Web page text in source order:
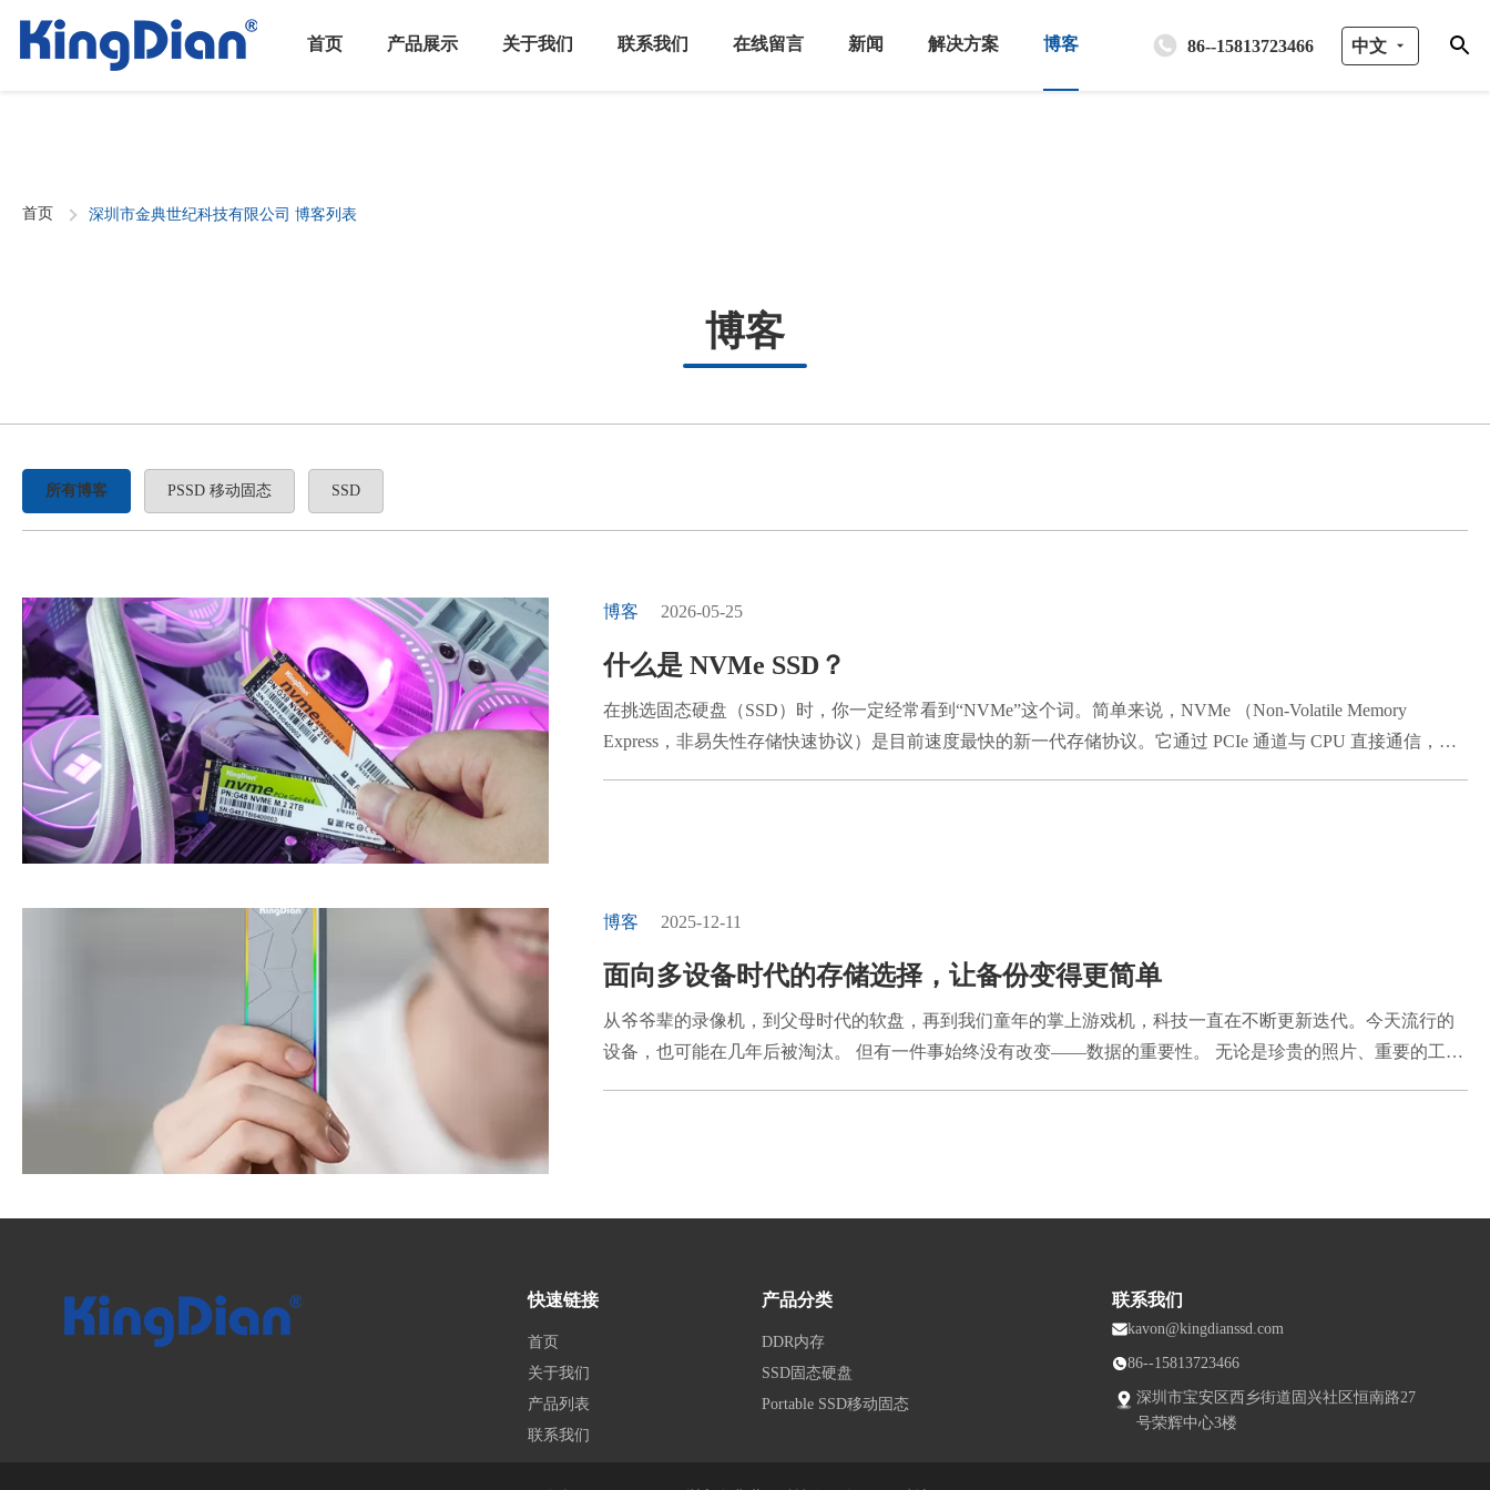
首页 产品展示 关于我们 联系我们 在线留言 新闻 解决方案 博客 86--15813723466 中文
首页 深圳市金典世纪科技有限公司 博客列表
博客
所有博客 PSSD 移动固态 SSD
博客 2026-05-25
什么是 NVMe SSD？
在挑选固态硬盘（SSD）时，你一定经常看到“NVMe”这个词。简单来说，NVMe （Non-Volatile Memory
Express，非易失性存储快速协议）是目前速度最快的新一代存储协议。它通过 PCIe 通道与 CPU 直接通信，相
博客 2025-12-11
面向多设备时代的存储选择，让备份变得更简单
从爷爷辈的录像机，到父母时代的软盘，再到我们童年的掌上游戏机，科技一直在不断更新迭代。今天流行的
设备，也可能在几年后被淘汰。 但有一件事始终没有改变——数据的重要性。 无论是珍贵的照片、重要的工作
快速链接
首页
关于我们
产品列表
联系我们
产品分类
DDR内存
SSD固态硬盘
Portable SSD移动固态
联系我们
kavon@kingdianssd.com
86--15813723466
深圳市宝安区西乡街道固兴社区恒南路27
号荣辉中心3楼